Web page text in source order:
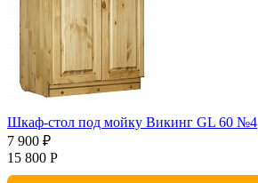
Шкаф-стол под мойку Викинг GL 60 №4
7 900 ₽
15 800 Р